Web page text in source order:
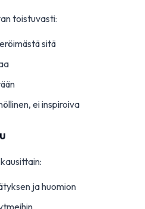
toistuvasti:
sitä
ei inspiroiva
ja huomion